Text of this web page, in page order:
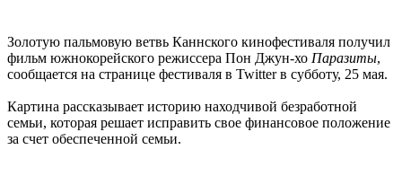
Золотую пальмовую ветвь Каннского кинофестиваля получил
фильм южнокорейского режиссера Пон Джун-хо Паразиты,
сообщается на странице фестиваля в Twitter в субботу, 25 мая.
Картина рассказывает историю находчивой безработной
семьи, которая решает исправить свое финансовое положение
за счет обеспеченной семьи.